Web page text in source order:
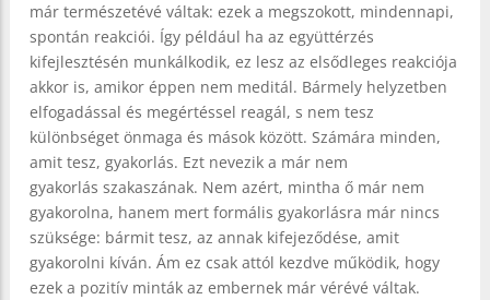
már természetévé váltak: ezek a megszokott, mindennapi,
spontán reakciói. Így például ha az együttérzés
kifejlesztésén munkálkodik, ez lesz az elsődleges reakciója
akkor is, amikor éppen nem meditál. Bármely helyzetben
elfogadással és megértéssel reagál, s nem tesz
különbséget önmaga és mások között. Számára minden,
amit tesz, gyakorlás. Ezt nevezik a már nem
gyakorlás szakaszának. Nem azért, mintha ő már nem
gyakorolna, hanem mert formális gyakorlásra már nincs
szüksége: bármit tesz, az annak kifejeződése, amit
gyakorolni kíván. Ám ez csak attól kezdve működik, hogy
ezek a pozitív minták az embernek már vérévé váltak.